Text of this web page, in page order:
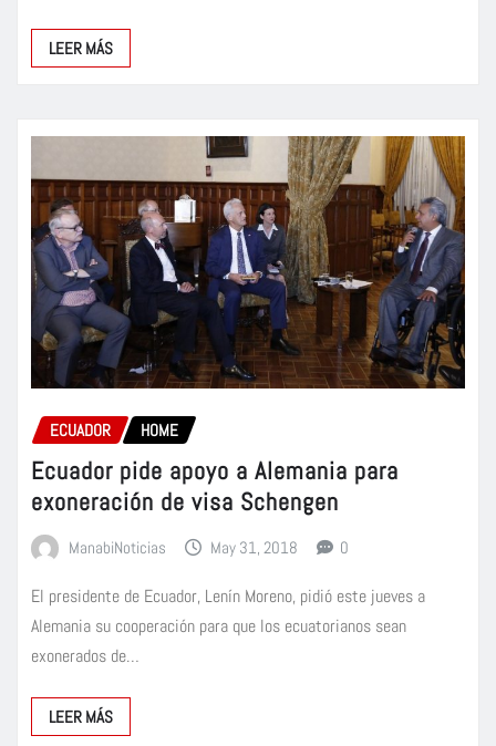
LEER MÁS
ECUADOR HOME
Ecuador pide apoyo a Alemania para
exoneración de visa Schengen
ManabiNoticias May 31, 2018 0
El presidente de Ecuador, Lenín Moreno, pidió este jueves a
Alemania su cooperación para que los ecuatorianos sean
exonerados de…
LEER MÁS